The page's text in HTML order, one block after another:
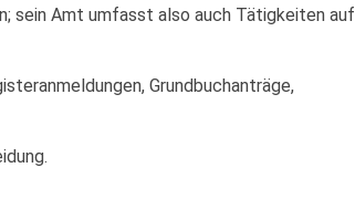
sein Amt umfasst also auch Tätigkeiten auf
Grundbuchanträge,